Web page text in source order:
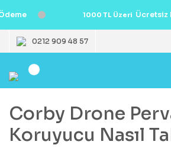
1000 TL Üzeri Ücretsiz
0212 909 48 57
Corby Drone
Koruyucu Nasıl